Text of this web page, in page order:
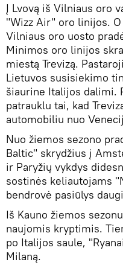
Į Lvovą iš Vilniaus oro
"Wizz Air" oro linijos.
Vilniaus oro uosto
Minimos oro linijos
miestą Trevizą.
Lietuvos susisiekimo
šiaurine Italijos dalimi.
patrauklu tai, kad
automobiliu nuo
Nuo žiemos sezono
Baltic" skrydžius į
ir Paryžių vykdys
sostinės keliautojams
bendrovė pasiūlys
Iš Kauno žiemos
naujomis kryptimis.
po Italijos saule,
Milaną.